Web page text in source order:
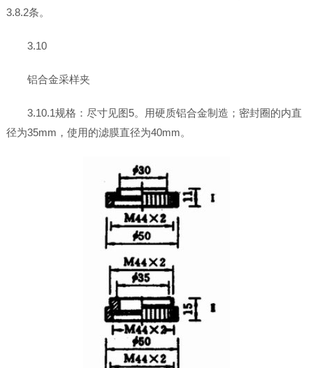
3.8.2条。
3.10
铝合金采样夹
3.10.1规格：尽寸见图5。用硬质铝合金制造；密封圈的内直
径为35mm，使用的滤膜直径为40mm。